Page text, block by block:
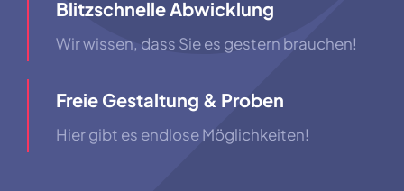
Blitzschnelle Abwicklung
Wir wissen, dass Sie es gestern brauchen!
Freie Gestaltung & Proben
Hier gibt es endlose Möglichkeiten!